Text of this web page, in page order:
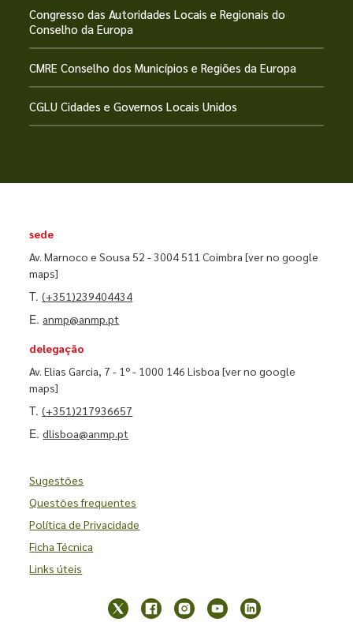
Congresso das Autoridades Locais e Regionais do
Conselho da Europa
CMRE Conselho dos Municípios e Regiões da Europa
CGLU Cidades e Governos Locais Unidos
sede
Av. Marnoco e Sousa 52 - 3004 511 Coimbra[ver no google
maps]
T.(+351)239404434
E. anmp@anmp.pt
delegação
Av. Elias Garcia, 7 - 1º - 1000 146 Lisboa[ver no google
maps]
T.(+351)217936657
E.dlisboa@anmp.pt
Sugestões
Questões frequentes
Política de Privacidade
Ficha Técnica
Links úteis